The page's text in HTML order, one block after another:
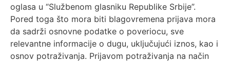
oglasa u “Službenom glasniku Republike Srbije”.
Pored toga što mora biti blagovremena prijava mora
da sadrži osnovne podatke o poveriocu, sve
relevantne informacije o dugu, uključujući iznos, kao i
osnov potraživanja. Prijavom potraživanja na način